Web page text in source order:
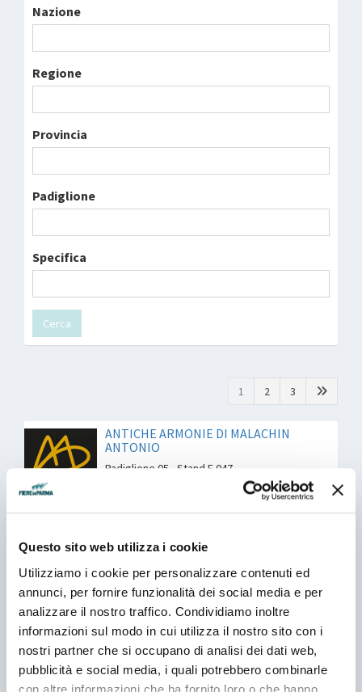
Questo sito web utilizza i cookie
Utilizziamo i cookie per personalizzare contenuti ed
annunci, per fornire funzionalità dei social media e per
analizzare il nostro traffico. Condividiamo inoltre
informazioni sul modo in cui utilizza il nostro sito con i
nostri partner che si occupano di analisi dei dati web,
pubblicità e social media, i quali potrebbero combinarle
con altre informazioni che ha fornito loro o che hanno
Nazione
Regione
Provincia
Padiglione
Specifica
Cerca
1 2 3
ANTICHE ARMONIE DI MALACHIN
ANTONIO
Padiglione 05 - Stand E 047
ANTICHITA' GIOVANNI CHIODELLI
Padiglione 05 - Stand C 023
ANTICHITA' MASCARINI